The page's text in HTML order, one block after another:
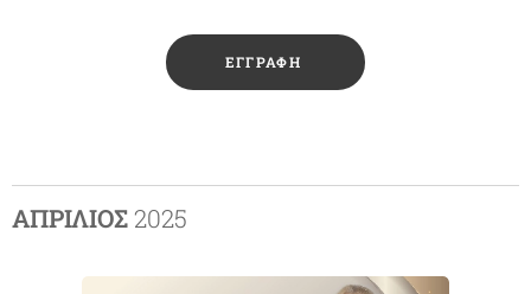
🔸ΕΓΓΡΑΦΗ 🔸
ΑΠΡΙΛΙΟΣ 2025